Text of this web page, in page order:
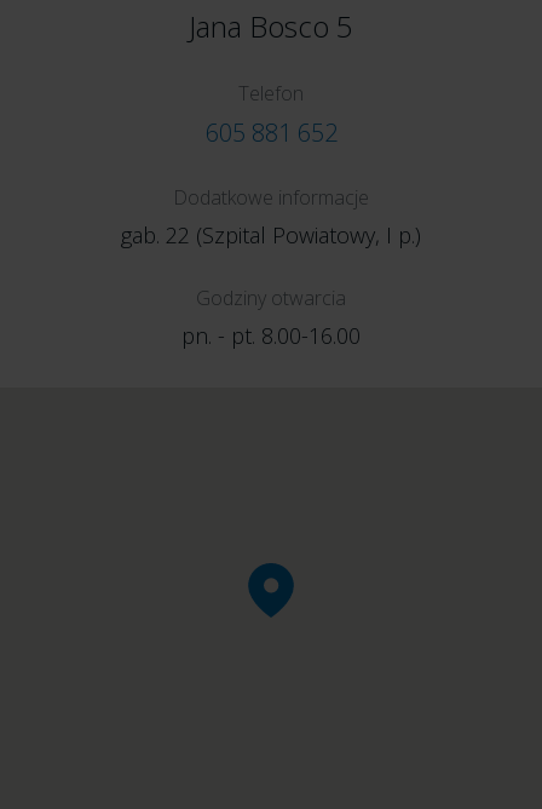
Jana Bosco 5
Telefon
605 881 652
Dodatkowe informacje
gab. 22 (Szpital Powiatowy, I p.)
Godziny otwarcia
pn. - pt. 8.00-16.00